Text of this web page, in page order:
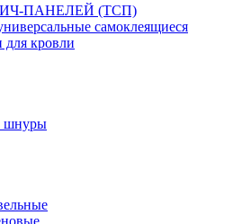
ПАНЕЛЕЙ (ТСП)
самоклеящиеся
кровли
шнуры